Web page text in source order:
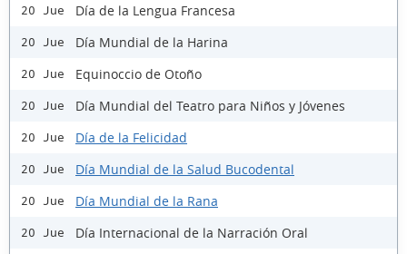
20 Jue Día de la Lengua Francesa
20 Jue Día Mundial de la Harina
20 Jue Equinoccio de Otoño
20 Jue Día Mundial del Teatro para Niños y Jóvenes
20 Jue Día de la Felicidad
20 Jue Día Mundial de la Salud Bucodental
20 Jue Día Mundial de la Rana
20 Jue Día Internacional de la Narración Oral